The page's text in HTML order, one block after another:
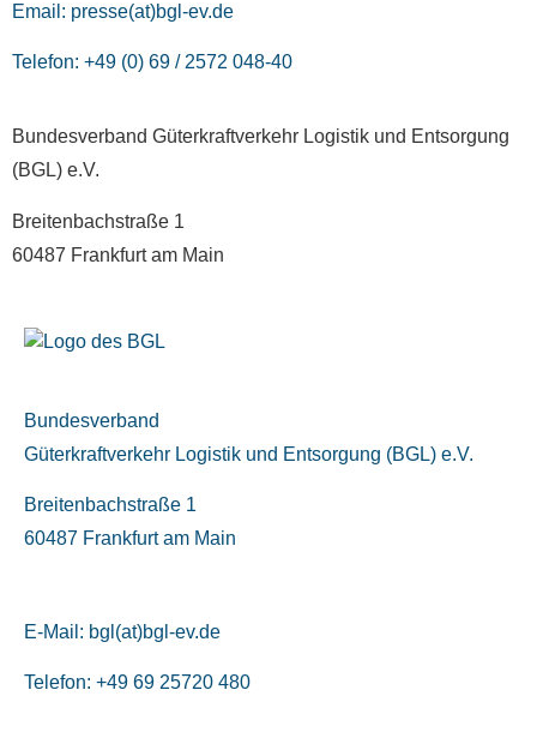
Email: presse(at)bgl-ev.de
Telefon: +49 (0) 69 / 2572 048-40
Bundesverband Güterkraftverkehr Logistik und Entsorgung
(BGL) e.V.
Breitenbachstraße 1
60487 Frankfurt am Main
Bundesverband
Güterkraftverkehr Logistik und Entsorgung (BGL) e.V.
Breitenbachstraße 1
60487 Frankfurt am Main
E-Mail: bgl(at)bgl-ev.de
Telefon: +49 69 25720 480